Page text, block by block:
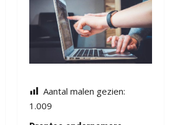
Aantal malen gezien:
1.009